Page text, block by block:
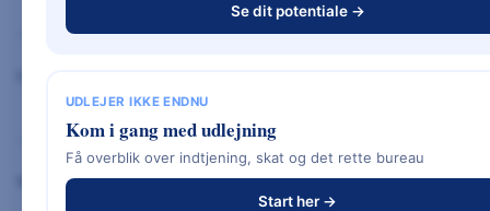
Se dit potentiale →
UDLEJER IKKE ENDNU
Kom i gang med udlejning
Få overblik over indtjening, skat og det rette bureau
Start her →
Besked (valgfrit)